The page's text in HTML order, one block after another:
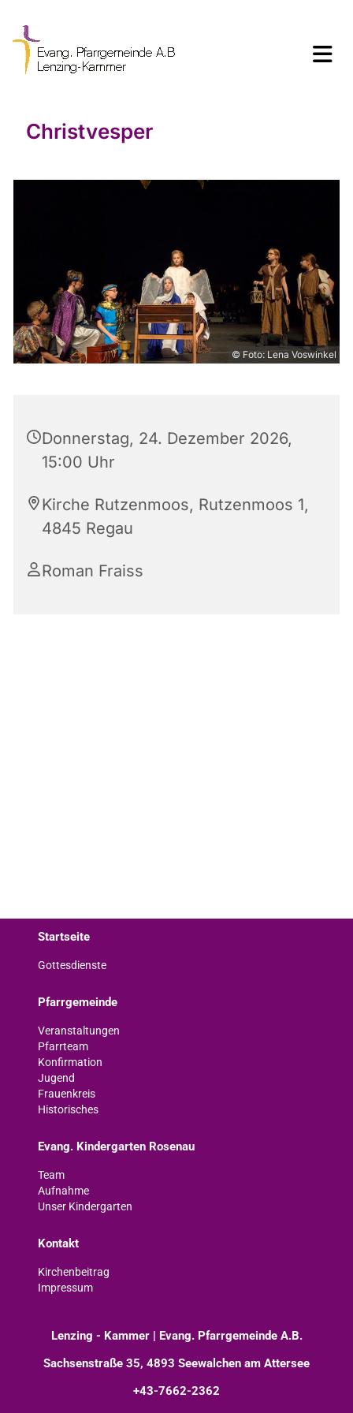
Christvesper
© Foto: Lena Voswinkel
Donnerstag, 24. Dezember 2026,
15:00 Uhr
Kirche Rutzenmoos, Rutzenmoos 1,
4845 Regau
Roman Fraiss
Startseite
Gottesdienste
Pfarrgemeinde
Veranstaltungen
Pfarrteam
Konfirmation
Jugend
Frauenkreis
Historisches
Evang. Kindergarten Rosenau
Team
Aufnahme
Unser Kindergarten
Kontakt
Kirchenbeitrag
Impressum
Lenzing - Kammer | Evang. Pfarrgemeinde A.B.
Sachsenstraße 35, 4893 Seewalchen am Attersee
+43-7662-2362